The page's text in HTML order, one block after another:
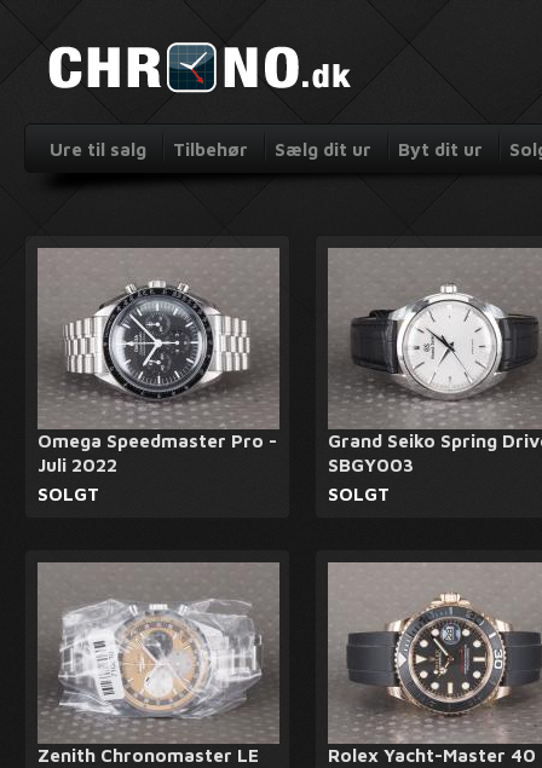
Ure til salg Tilbehør Sælg dit ur Byt dit ur
Omega Speedmaster Pro -
Juli 2022
SOLGT
Grand Seiko Spring
SBGY003
SOLGT
Zenith Chronomaster LE
Rolex Yacht-Master 40